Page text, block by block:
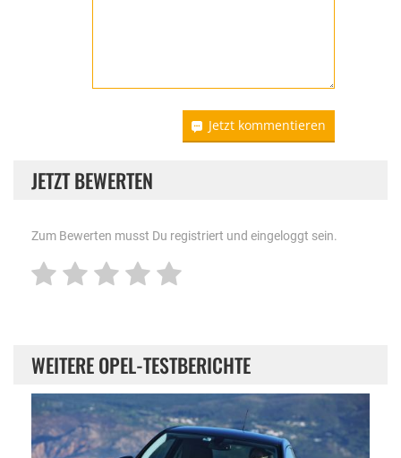
Jetzt kommentieren
JETZT BEWERTEN
Zum Bewerten musst Du registriert und eingeloggt sein.
WEITERE OPEL-TESTBERICHTE